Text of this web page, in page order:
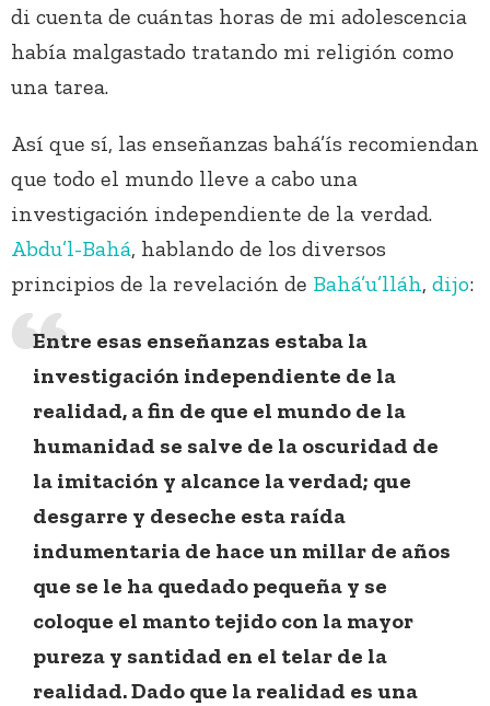
di cuenta de cuántas horas de mi adolescencia
había malgastado tratando mi religión como
una tarea.
Así que sí, las enseñanzas bahá’ís recomiendan
que todo el mundo lleve a cabo una
investigación independiente de la verdad.
Abdu’l-Bahá, hablando de los diversos
principios de la revelación de Bahá’u’lláh, dijo:
Entre esas enseñanzas estaba la
investigación independiente de la
realidad, a fin de que el mundo de la
humanidad se salve de la oscuridad de
la imitación y alcance la verdad; que
desgarre y deseche esta raída
indumentaria de hace un millar de años
que se le ha quedado pequeña y se
coloque el manto tejido con la mayor
pureza y santidad en el telar de la
realidad. Dado que la realidad es una